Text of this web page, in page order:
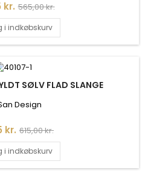
kr. Normalpris
565,00 kr.
i indkøbskurv
SØLV FLAD SLANGE
Design
kr. Normalpris
615,00 kr.
i indkøbskurv